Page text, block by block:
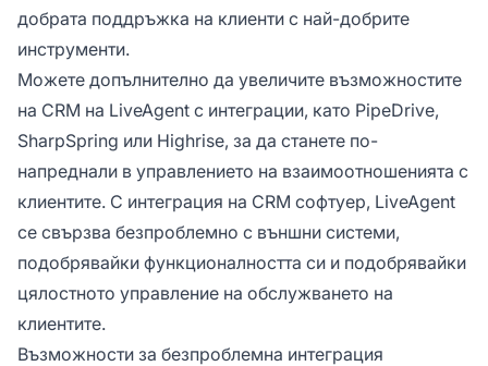
добрата поддръжка на клиенти с най-добрите
инструменти.
Можете допълнително да увеличите възможностите
на CRM на LiveAgent с интеграции, като PipeDrive,
SharpSpring или Highrise, за да станете по-
напреднали в управлението на взаимоотношенията с
клиентите. С интеграция на CRM софтуер, LiveAgent
се свързва безпроблемно с външни системи,
подобрявайки функционалността си и подобрявайки
цялостното управление на обслужването на
клиентите.
Възможности за безпроблемна интеграция